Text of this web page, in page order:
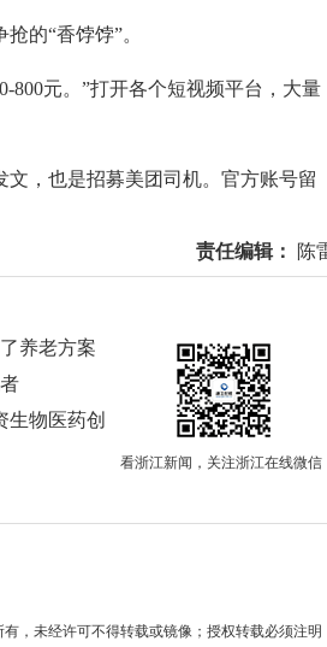
的“香饽饽”。
元。”打开各个短视频平台，大量
，也是招募美团司机。官方账号留
责任编辑： 陈
看浙江新闻，关注浙江在线微信
养老方案
生物医药创
，未经许可不得转载或镜像；授权转载必须注明